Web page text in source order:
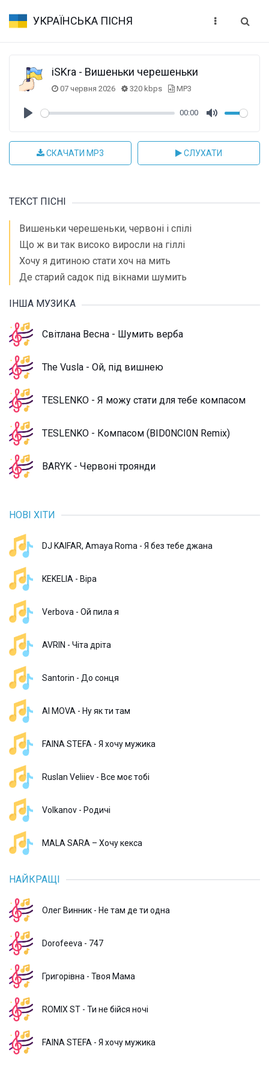
УКРАЇНСЬКА ПІСНЯ
iSKra - Вишеньки черешеньки
07 червня 2026 320 kbps MP3
00:00
СКАЧАТИ MP3 СЛУХАТИ
ТЕКСТ ПІСНІ
Вишеньки черешеньки, червоні і спілі
Що ж ви так високо виросли на гіллі
Хочу я дитиною стати хоч на мить
Де старий садок під вікнами шумить
ІНША МУЗИКА
Світлана Весна - Шумить верба
The Vusla - Ой, під вишнею
TESLENKO - Я можу стати для тебе компасом
TESLENKO - Компасом (BID0NCI0N Remix)
BARYK - Червоні троянди
НОВІ ХІТИ
DJ KAIFAR, Amaya Roma - Я без тебе джана
KEKELIA - Віра
Verbova - Ой пила я
AVRIN - Чіта дріта
Santorin - До сонця
AI MOVA - Ну як ти там
FAINA STEFA - Я хочу мужика
Ruslan Veliiev - Все моє тобі
Volkanov - Родичі
MALA SARA – Хочу кекса
НАЙКРАЩІ
Олег Винник - Не там де ти одна
Dorofeeva - 747
Григорівна - Твоя Мама
ROMIX ST - Ти не бійся ночі
FAINA STEFA - Я хочу мужика